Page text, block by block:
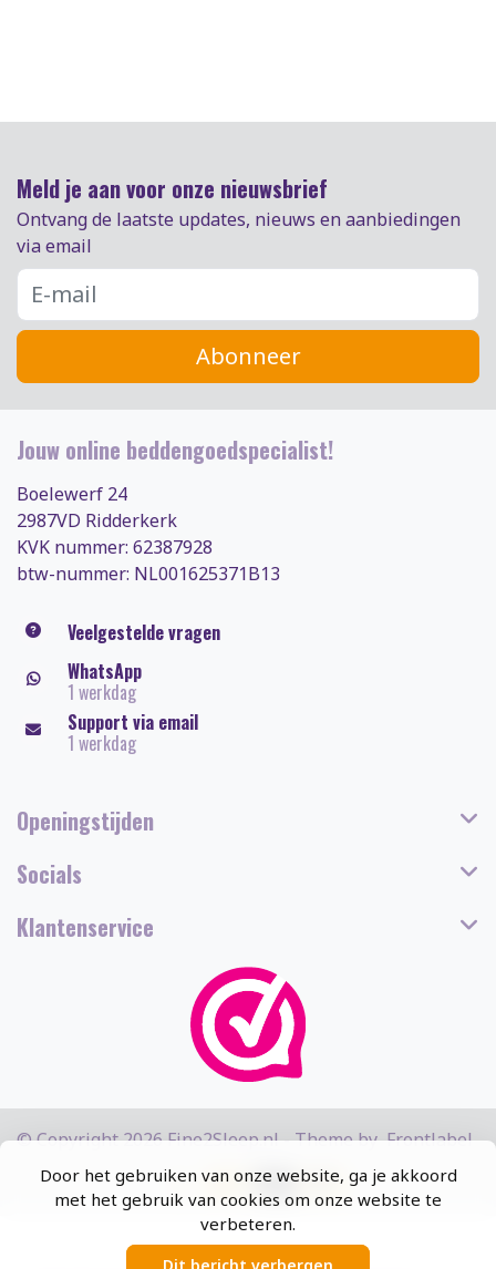
Door het gebruiken van onze website, ga je akkoord
met het gebruik van cookies om onze website te
verbeteren.
Meld je aan voor onze nieuwsbrief
Ontvang de laatste updates, nieuws en aanbiedingen
via email
Abonneer
Jouw online beddengoedspecialist!
Boelewerf 24
2987VD Ridderkerk
KVK nummer: 62387928
btw-nummer: NL001625371B13
Veelgestelde vragen
WhatsApp
1 werkdag
Support via email
1 werkdag
Openingstijden
Socials
Klantenservice
© Copyright 2026 Fine2Sleep.nl - Theme byFrontlabel